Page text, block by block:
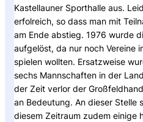
Kastellauner Sporthalle aus.
erfolreich, so dass man mit
am Ende abstieg. 1976 wurde
aufgelöst, da nur noch Vereine
spielen wollten. Ersatzweise
sechs Mannschaften in der
der Zeit verlor der
an Bedeutung. An dieser Stelle
diesem Zeitraum zudem einige